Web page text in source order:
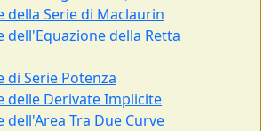
della Serie di Maclaurin
dell'Equazione della Retta
di Serie Potenza
delle Derivate Implicite
dell'Area Tra Due Curve